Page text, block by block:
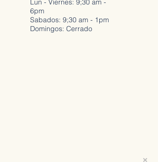
Lun - Viernes: 9;30 am -
6pm
Sabados: 9;30 am - 1pm
Domingos: Cerrado